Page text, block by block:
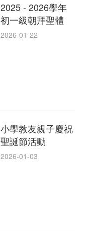
2025 - 2026學年
初一級朝拜聖體
2026-01-22
小學教友親子慶祝
聖誕節活動
2026-01-03